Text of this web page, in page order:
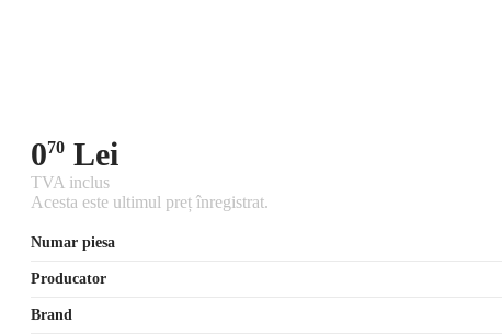
070 Lei
TVA inclus
Acesta este ultimul preț înregistrat.
Numar piesa
Producator
Brand